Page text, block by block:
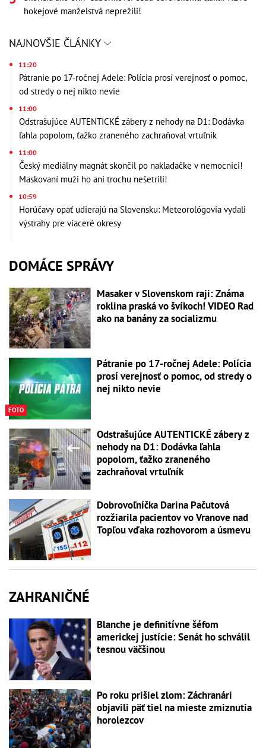
hokejové manželstvá neprežili!
NAJNOVŠIE ČLÁNKY
11:20
Pátranie po 17-ročnej Adele: Polícia prosí verejnosť o pomoc,
od stredy o nej nikto nevie
11:00
Odstrašujúce AUTENTICKÉ zábery z nehody na D1: Dodávka
ľahla popolom, ťažko zraneného zachraňoval vrtuľník
11:00
Český mediálny magnát skončil po nakladačke v nemocnici!
Maskovaní muži ho ani trochu nešetrili!
10:59
Horúčavy opäť udierajú na Slovensku: Meteorológovia vydali
výstrahy pre viaceré okresy
DOMÁCE SPRÁVY
Masaker v Slovenskom raji: Známa
roklina praská vo švíkoch! VIDEO Rad
ako na banány za socializmu
FOTO
Pátranie po 17-ročnej Adele: Polícia
prosí verejnosť o pomoc, od stredy o
nej nikto nevie
Odstrašujúce AUTENTICKÉ zábery z
nehody na D1: Dodávka ľahla
popolom, ťažko zraneného
zachraňoval vrtuľník
Dobrovoľníčka Darina Pačutová
rozžiarila pacientov vo Vranove nad
Topľou vďaka rozhovorom a úsmevu
ZAHRANIČNÉ
Blanche je definitívne šéfom
americkej justície: Senát ho schválil
tesnou väčšinou
Po roku prišiel zlom: Záchranári
objavili päť tiel na mieste zmiznutia
horolezcov